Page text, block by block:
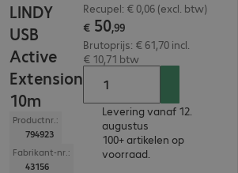
LINDY
USB
Active
Extension
10m
Productnr.:
794923
Fabrikant-nr.:
43156
Recupel: € 0,06 (excl. btw)
€ 50,99
Brutoprijs: € 61,70 incl.
€ 10,71 btw
Levering vanaf 12.
augustus
100+ artikelen op
voorraad.